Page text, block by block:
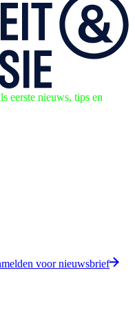
eerste nieuws, tips en
voor nieuwsbrief